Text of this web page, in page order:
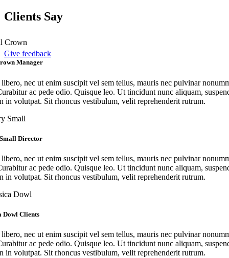
Clients Say
Give feedback
Manager
libero, nec ut enim suscipit vel sem tellus, mauris nec pulvinar
ac pede odio. Quisque leo. Ut tincidunt nunc aliquam,
in volutpat. Sit rhoncus vestibulum, velit reprehenderit rutrum.
Director
libero, nec ut enim suscipit vel sem tellus, mauris nec pulvinar
ac pede odio. Quisque leo. Ut tincidunt nunc aliquam,
in volutpat. Sit rhoncus vestibulum, velit reprehenderit rutrum.
Dowl Clients
libero, nec ut enim suscipit vel sem tellus, mauris nec pulvinar
ac pede odio. Quisque leo. Ut tincidunt nunc aliquam,
in volutpat. Sit rhoncus vestibulum, velit reprehenderit rutrum.